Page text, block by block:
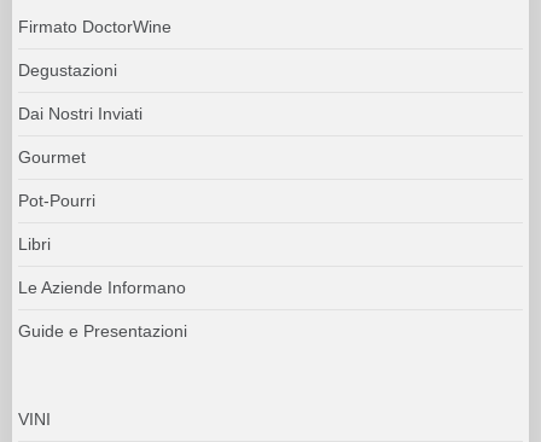
Firmato DoctorWine
Degustazioni
Dai Nostri Inviati
Gourmet
Pot-Pourri
Libri
Le Aziende Informano
Guide e Presentazioni
VINI